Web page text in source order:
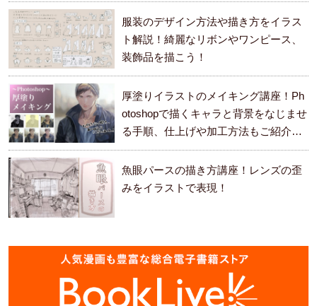
服装のデザイン方法や描き方をイラス
ト解説！綺麗なリボンやワンピース、
装飾品を描こう！
厚塗りイラストのメイキング講座！Ph
otoshopで描くキャラと背景をなじませ
る手順、仕上げや加工方法もご紹介し
ます。
魚眼パースの描き方講座！レンズの歪
みをイラストで表現！